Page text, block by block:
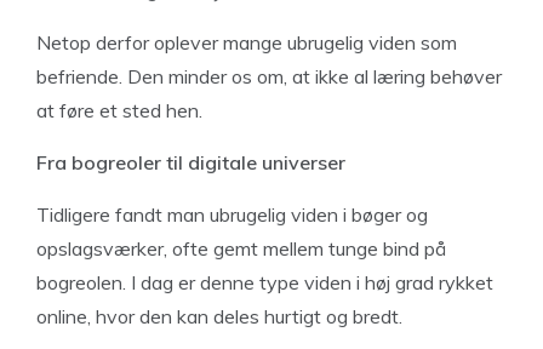
Netop derfor oplever mange ubrugelig viden som
befriende. Den minder os om, at ikke al læring behøver
at føre et sted hen.
Fra bogreoler til digitale universer
Tidligere fandt man ubrugelig viden i bøger og
opslagsværker, ofte gemt mellem tunge bind på
bogreolen. I dag er denne type viden i høj grad rykket
online, hvor den kan deles hurtigt og bredt.